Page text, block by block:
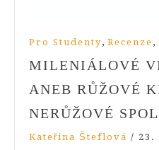
Pro Studenty, Recenze ,
MILENIÁLOVÉ
ANEB RŮŽOVÉ
NERŮŽOVÉ
Kateřina Šteflová / 23.